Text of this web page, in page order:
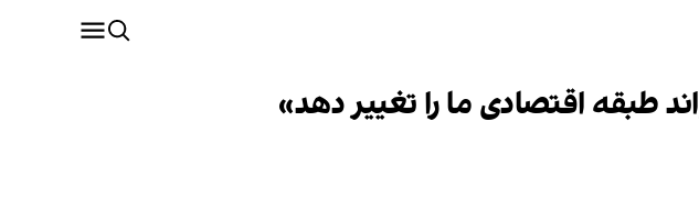
طبقه اقتصادی ما را تغییر دهد»